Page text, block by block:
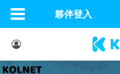
夥伴登入